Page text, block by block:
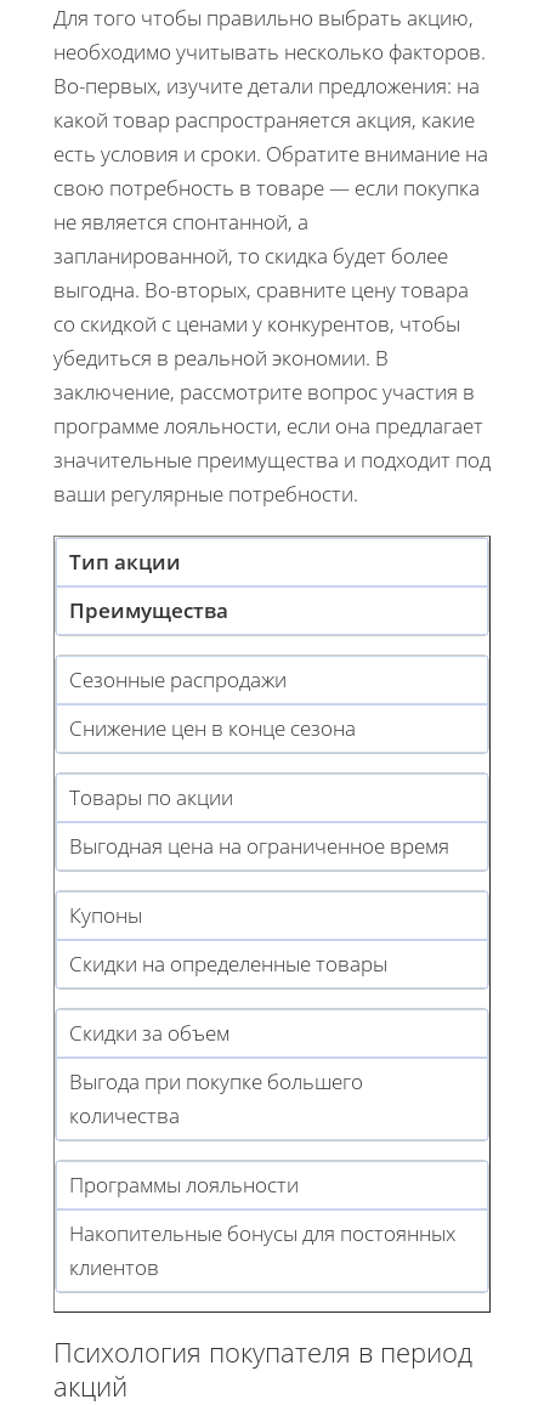
Для того чтобы правильно выбрать акцию,
необходимо учитывать несколько факторов.
Во-первых, изучите детали предложения: на
какой товар распространяется акция, какие
есть условия и сроки. Обратите внимание на
свою потребность в товаре — если покупка
не является спонтанной, а
запланированной, то скидка будет более
выгодна. Во-вторых, сравните цену товара
со скидкой с ценами у конкурентов, чтобы
убедиться в реальной экономии. В
заключение, рассмотрите вопрос участия в
программе лояльности, если она предлагает
значительные преимущества и подходит под
ваши регулярные потребности.
Тип акции
Преимущества
Сезонные распродажи
Снижение цен в конце сезона
Товары по акции
Выгодная цена на ограниченное время
Купоны
Скидки на определенные товары
Скидки за объем
Выгода при покупке большего
количества
Программы лояльности
Накопительные бонусы для постоянных
клиентов
Психология покупателя в период
акций